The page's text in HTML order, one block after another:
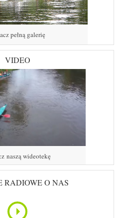
pełną galerię
VIDEO
naszą wideotekę
RADIOWE O NAS